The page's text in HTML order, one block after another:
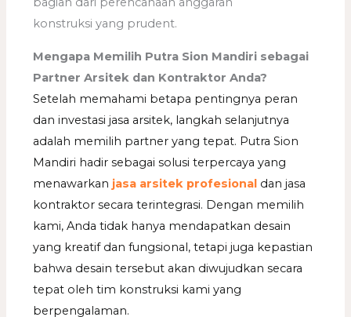
konstruksi yang prudent.
Mengapa Memilih Putra Sion Mandiri sebagai
Partner Arsitek dan Kontraktor Anda?
Setelah memahami betapa pentingnya peran
dan investasi jasa arsitek, langkah selanjutnya
adalah memilih partner yang tepat. Putra Sion
Mandiri hadir sebagai solusi terpercaya yang
menawarkan jasa arsitek profesional dan jasa
kontraktor secara terintegrasi. Dengan memilih
kami, Anda tidak hanya mendapatkan desain
yang kreatif dan fungsional, tetapi juga kepastian
bahwa desain tersebut akan diwujudkan secara
tepat oleh tim konstruksi kami yang
berpengalaman.